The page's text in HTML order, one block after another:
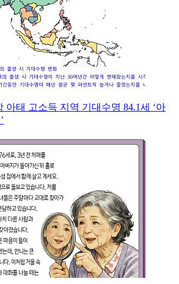
아태 고소득 지역 기대수명 84.1세 ‘아